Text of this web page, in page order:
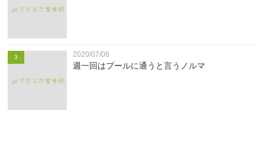
3 2020/07/06
週一回はプールに通うと言うノルマ